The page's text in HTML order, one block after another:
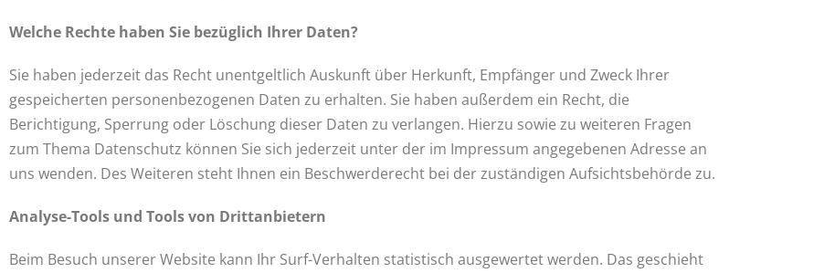
Welche Rechte haben Sie bezüglich Ihrer Daten?
Sie haben jederzeit das Recht unentgeltlich Auskunft über Herkunft, Empfänger und Zweck Ihrer
gespeicherten personenbezogenen Daten zu erhalten. Sie haben außerdem ein Recht, die
Berichtigung, Sperrung oder Löschung dieser Daten zu verlangen. Hierzu sowie zu weiteren Fragen
zum Thema Datenschutz können Sie sich jederzeit unter der im Impressum angegebenen Adresse an
uns wenden. Des Weiteren steht Ihnen ein Beschwerderecht bei der zuständigen Aufsichtsbehörde zu.
Analyse-Tools und Tools von Drittanbietern
Beim Besuch unserer Website kann Ihr Surf-Verhalten statistisch ausgewertet werden. Das geschieht